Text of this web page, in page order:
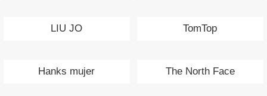
LIU JO TomTop
Hanks mujer The North Face